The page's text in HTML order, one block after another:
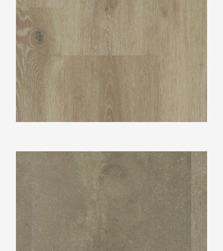
Montinique Beton Design M-38213